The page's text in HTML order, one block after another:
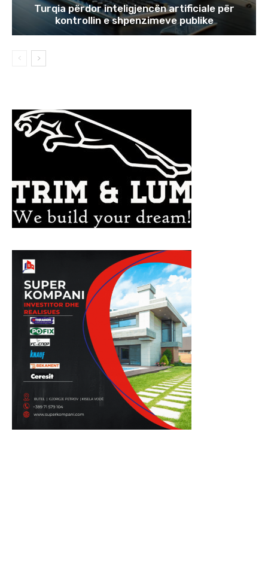
Turqia përdor inteligjencën artificiale për
kontrollin e shpenzimeve publike